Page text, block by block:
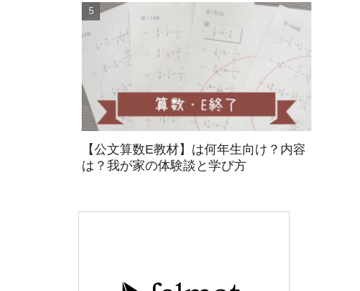
【公文算数E教材】は何年生向け？内容
は？我が家の体験談と学び方